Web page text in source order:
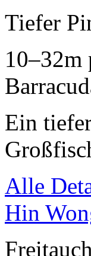
Tiefer
10–32m
Ein
Alle
Hin